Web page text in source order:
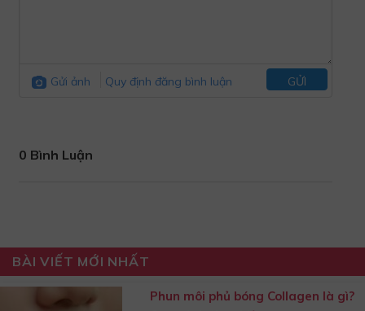
Gửi ảnh Quy định đăng bình luận GỬI
0 Bình Luận
BÀI VIẾT MỚI NHẤT
Phun môi phủ bóng Collagen là gì?